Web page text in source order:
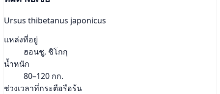
Ursus thibetanus japonicus
แหล่งที่อยู่
ฮอนชู, ชิโกกุ
น้ำหนัก
80–120 กก.
ช่วงเวลาที่กระตือรือร้น